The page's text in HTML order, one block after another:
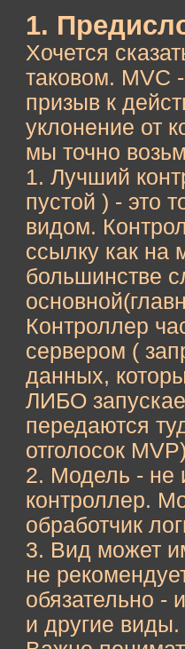
1.
Хочется
таковом. MVC
призыв к
уклонение от
мы точно
1. Лучший
пустой ) - это
видом.
ссылку как на
большинстве
Контроллер
сервером (
данных,
ЛИБО
передаются
отголосок
2. Модель - не
контроллер.
обработчик
3. Вид может
не
обязательно -
и другие виды.